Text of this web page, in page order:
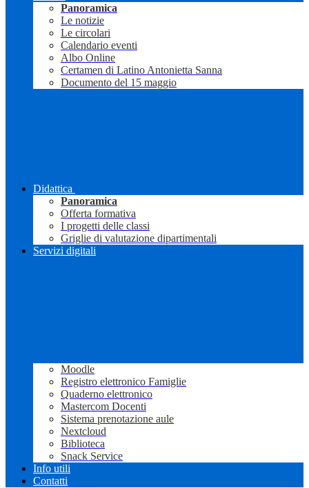
Panoramica
Le notizie
Le circolari
Calendario eventi
Albo Online
Certamen di Latino Antonietta Sanna
Documento del 15 maggio
Didattica
Panoramica
Offerta formativa
I progetti delle classi
Griglie di valutazione dipartimentali
Servizi digitali
Moodle
Registro elettronico Famiglie
Quaderno elettronico
Mastercom Docenti
Sistema prenotazione aule
Nextcloud
Biblioteca
Snack Service
Info utili
Contatti